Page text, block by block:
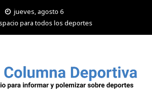
jueves, agosto 6
para todos los deportes